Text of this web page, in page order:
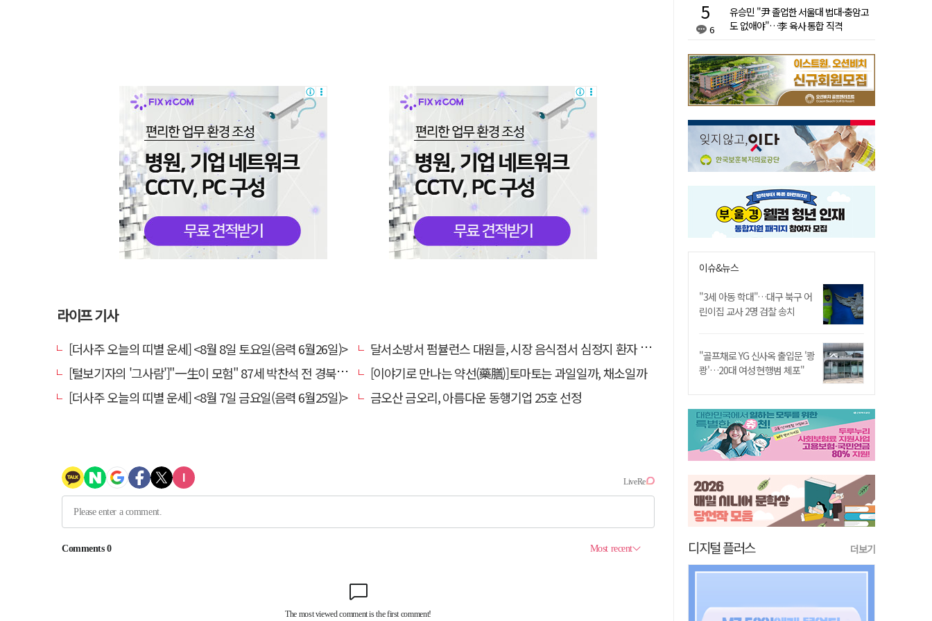
라이프 기사
[더사주 오늘의 띠별 운세] <8월 8일 토요일(음력 6월26일)>
달서소방서 펌뷸런스 대원들, 시장 음식점서 심정지 환자 생명 살려
[털보기자의 '그사람']"一生이 모험" 87세 박찬석 전 경북대 총장
[이야기로 만나는 약선(藥膳)]토마토는 과일일까, 채소일까
[더사주 오늘의 띠별 운세] <8월 7일 금요일(음력 6월25일)>
금오산 금오리, 아름다운 동행기업 25호 선정
6
유승민 "尹 졸업한 서울대 법대·충암고
도 없애야"…李 육사 통합 직격
이슈&뉴스
"3세 아동 학대"…대구 북구 어
린이집 교사 2명 검찰 송치
"골프채로 YG 신사옥 출입문 '쾅
쾅'…20대 여성 현행범 체포"
디지털 플러스 더보기